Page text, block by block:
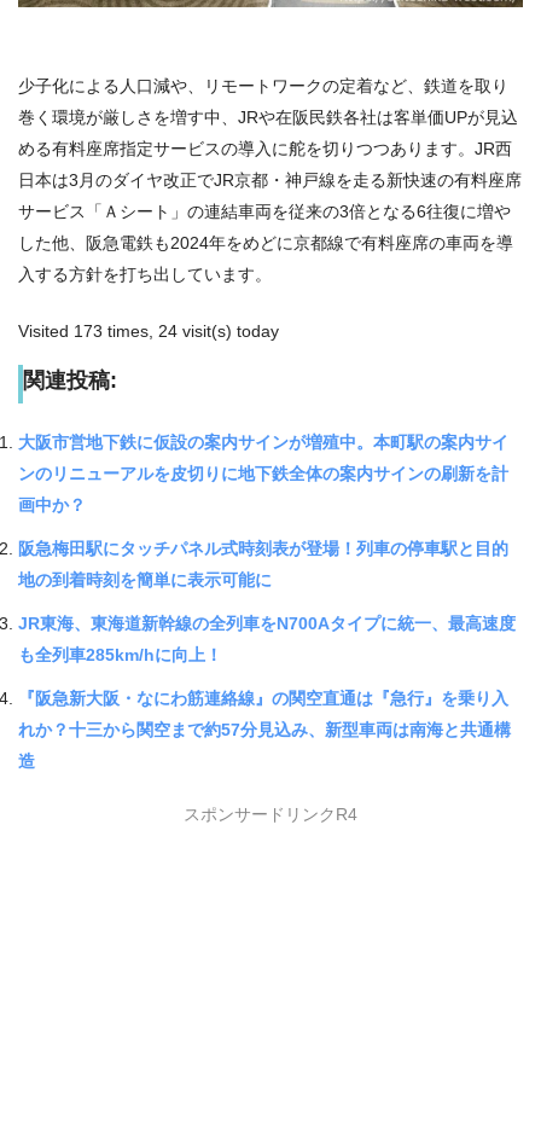
少子化による人口減や、リモートワークの定着など、鉄道を取り
巻く環境が厳しさを増す中、JRや在阪民鉄各社は客単価UPが見込
める有料座席指定サービスの導入に舵を切りつつあります。JR西
日本は3月のダイヤ改正でJR京都・神戸線を走る新快速の有料座席
サービス「Ａシート」の連結車両を従来の3倍となる6往復に増や
した他、阪急電鉄も2024年をめどに京都線で有料座席の車両を導
入する方針を打ち出しています。
Visited 173 times, 24 visit(s) today
関連投稿:
大阪市営地下鉄に仮設の案内サインが増殖中。本町駅の案内サイ
ンのリニューアルを皮切りに地下鉄全体の案内サインの刷新を計
画中か？
阪急梅田駅にタッチパネル式時刻表が登場！列車の停車駅と目的
地の到着時刻を簡単に表示可能に
JR東海、東海道新幹線の全列車をN700Aタイプに統一、最高速度
も全列車285km/hに向上！
『阪急新大阪・なにわ筋連絡線』の関空直通は『急行』を乗り入
れか？十三から関空まで約57分見込み、新型車両は南海と共通構
造
スポンサードリンクR4